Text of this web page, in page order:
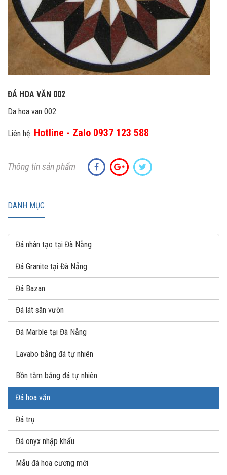
ĐÁ HOA VĂN 002
Da hoa van 002
Liên hệ: Hotline - Zalo 0937 123 588
Thông tin sản phẩm
DANH MỤC
Đá nhân tạo tại Đà Nẵng
Đá Granite tại Đà Nẵng
Đá Bazan
Đá lát sân vườn
Đá Marble tại Đà Nẵng
Lavabo bằng đá tự nhiên
Bồn tắm bằng đá tự nhiên
Đá hoa văn
Đá trụ
Đá onyx nhập khẩu
Mẫu đá hoa cương mới